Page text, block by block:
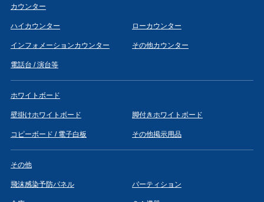
カウンター
ハイカウンター ローカウンター
インフォメーションカウンター その他カウンター
電話台 / 演台等
ホワイトボード
壁掛けホワイトボード 脚付きホワイトボード
コピーボード / 電子白板 その他掲示用品
その他
飛沫感染予防パネル パーティション